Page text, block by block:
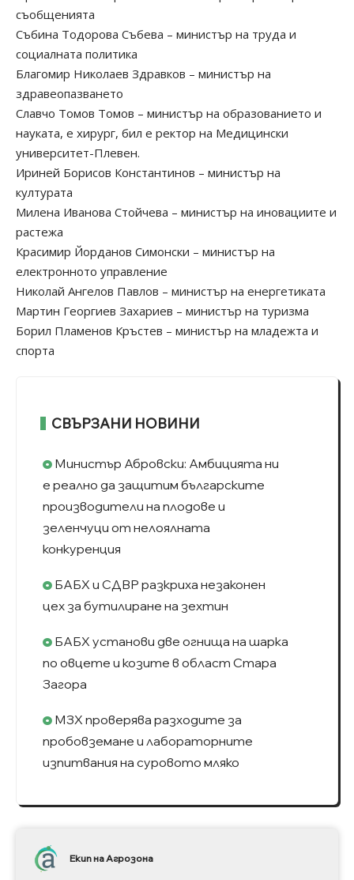
съобщенията
Събина Тодорова Събева – министър на труда и
социалната политика
Благомир Николаев Здравков – министър на
здравеопазването
Славчо Томов Томов – министър на образованието и
науката, е хирург, бил е ректор на Медицински
университет-Плевен.
Ириней Борисов Константинов – министър на
културата
Милена Иванова Стойчева – министър на иновациите и
растежа
Красимир Йорданов Симонски – министър на
електронното управление
Николай Ангелов Павлов – министър на енергетиката
Мартин Георгиев Захариев – министър на туризма
Борил Пламенов Кръстев – министър на младежта и
спорта
СВЪРЗАНИ НОВИНИ
Министър Абровски: Амбицията ни
е реално да защитим българските
производители на плодове и
зеленчуци от нелоялната
конкуренция
БАБХ и СДВР разкриха незаконен
цех за бутилиране на зехтин
БАБХ установи две огнища на шарка
по овцете и козите в област Стара
Загора
МЗХ проверява разходите за
пробовземане и лабораторните
изпитвания на суровото мляко
Екип на Агрозона